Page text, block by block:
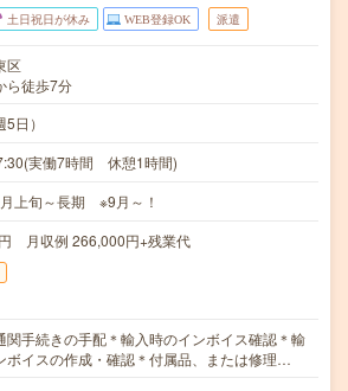
土日祝日が休み WEB登録OK 派遣
区
ら徒歩7分
日）
実働7時間 休憩1時間)
上旬～長期 ※9月～！
月収例 266,000円+残業代
関手続きの手配＊輸入時のインボイス確認＊輸
ボイスの作成・確認＊付属品、または修理…